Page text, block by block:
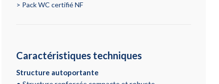
Pack WC certifié NF
Caractéristiques techniques
Structure autoportante